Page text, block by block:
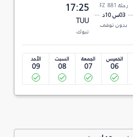
رحلة FZ 881
03س 10د
بدون توقف
17:25
TUU
تبوك‎
الخميس
06
الجمعة
07
السبت
08
الأحد
09